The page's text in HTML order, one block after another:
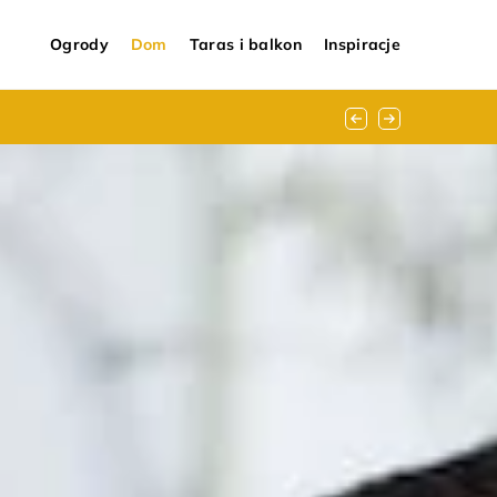
Ogrody Dom Taras i balkon Inspiracje